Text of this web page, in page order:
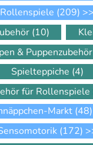
Rollenspiele (209) >>
(10)
& Puppenzubehör
Spielteppiche (4)
für Rollenspiele
Markt (48)
(172)